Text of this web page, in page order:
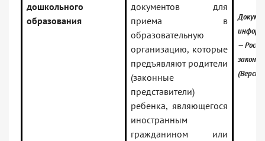
дошкольного
образования
документов для
приема в
образовательную
организацию, которые
предъявляют родители
(законные
представители)
ребенка, являющегося
иностранным
гражданином или
—